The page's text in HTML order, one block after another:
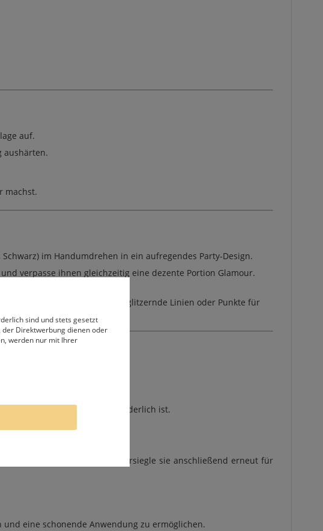
auf.
aushärten.
machst.
im Handumdrehen in ein aufregendes Party-Design.
verpasse ihnen gleichzeitig eine dezente Portion Glamour.
dann mit dem Pro Sparkle glitzernde Linien oder Punkte für
ein Abcleanern nicht erforderlich ist.
warme Oberfläche ein und versiegle sie anschließend erneut für
eine schonende Anwendung zu ermöglichen.
sind und stets gesetzt
der Direktwerbung dienen oder
werden nur mit Ihrer